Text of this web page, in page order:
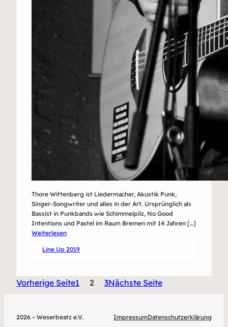
Thore Wittenberg ist Liedermacher, Akustik Punk,
Singer-Songwriter und alles in der Art. Ursprünglich als
Bassist in Punkbands wie Schimmelpilz, No Good
Intentions und Pastel im Raum Bremen mit 14 Jahren […]
Weiterlesen:
Wittenberg
Line Up 2019
Vorherige Seite1 2 3Nächste Seite
2026 – Weserbeatz e.V. ImpressumDatenschutzerklärung